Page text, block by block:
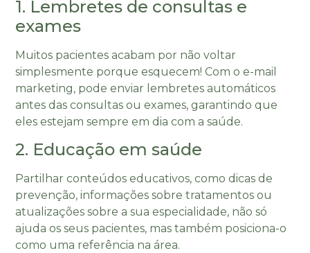
1. Lembretes de consultas e
exames
Muitos pacientes acabam por não voltar
simplesmente porque esquecem! Com o e-mail
marketing, pode enviar lembretes automáticos
antes das consultas ou exames, garantindo que
eles estejam sempre em dia com a saúde.
2. Educação em saúde
Partilhar conteúdos educativos, como dicas de
prevenção, informações sobre tratamentos ou
atualizações sobre a sua especialidade, não só
ajuda os seus pacientes, mas também posiciona-o
como uma referência na área.